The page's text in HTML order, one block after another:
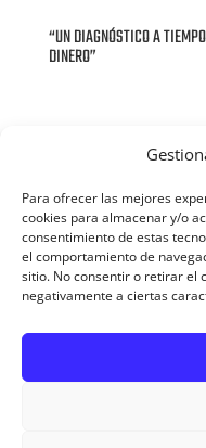
Para ofrecer las mejores
cookies para almacenar y/o
consentimiento de estas
el comportamiento de
sitio. No consentir o retirar el
negativamente a ciertas
“UN DIAGNÓSTICO A
DINERO”
CAMBIA TUS
Unos
fundamentales para
Cuellar te ofrece sus
competitivos.
NUESTRA GAMA DE
Términos